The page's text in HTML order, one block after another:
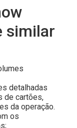
similar
detalhadas
de cartões,
da operação.
os